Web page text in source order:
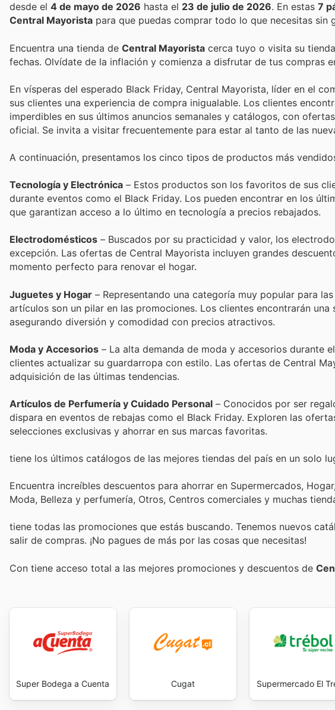
desde el 4 de mayo de 2026 hasta el 23 de julio de 2026 . En estas 7
Central Mayorista para que puedas comprar todo lo que necesitas sin
Encuentra una tienda de Central Mayorista cerca tuyo o visita su
fechas. Olvídate de la inflación y comienza a disfrutar de tus compras
En vísperas del esperado Black Friday, Central Mayorista, líder en el
sus clientes una experiencia de compra inigualable. Los clientes
imperdibles en sus últimos anuncios semanales y catálogos, con
oficial. Se invita a visitar frecuentemente para estar al tanto de las
A continuación, presentamos los cinco tipos de productos más
Tecnología y Electrónica – Estos productos son los favoritos de sus
durante eventos como el Black Friday. Los pueden encontrar en los
que garantizan acceso a lo último en tecnología a precios rebajados.
Electrodomésticos – Buscados por su practicidad y valor, los
excepción. Las ofertas de Central Mayorista incluyen grandes
momento perfecto para renovar el hogar.
Juguetes y Hogar – Representando una categoría muy popular para
artículos son un pilar en las promociones. Los clientes encontrarán
asegurando diversión y comodidad con precios atractivos.
Moda y Accesorios – La alta demanda de moda y accesorios durante
clientes actualizar su guardarropa con estilo. Las ofertas de Central
adquisición de las últimas tendencias.
Artículos de Perfumería y Cuidado Personal – Conocidos por ser
dispara en eventos de rebajas como el Black Friday. Exploren las
selecciones exclusivas y ahorrar en sus marcas favoritas.
tiene los últimos catálogos de las mejores tiendas del país en un solo
Encuentra increíbles descuentos para ahorrar en Supermercados,
Moda, Belleza y perfumería, Otros, Centros comerciales y muchas
tiene todas las promociones que estás buscando. Tenemos nuevos
salir de compras. ¡No pagues de más por las cosas que necesitas!
Con tiene acceso total a las mejores promociones y descuentos de
Super Bodega a Cuenta Cugat Supermercado El